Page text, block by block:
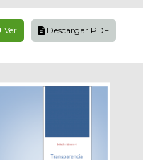
Ver Descargar PDF